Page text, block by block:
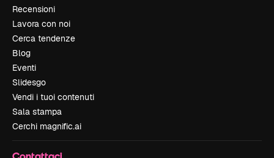
Recensioni
Lavora con noi
Cerca tendenze
Blog
Eventi
Slidesgo
Vendi i tuoi contenuti
Sala stampa
Cerchi magnific.ai